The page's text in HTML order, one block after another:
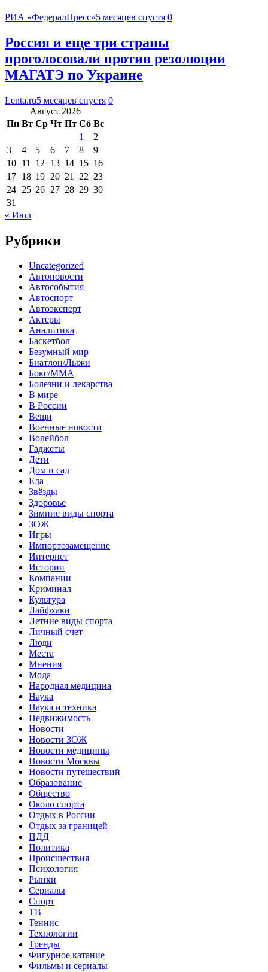
РИА «ФедералПресс»5 месяцев спустя 0
Россия и еще три страны
проголосовали против резолюции
МАГАТЭ по Украине
Lenta.ru5 месяцев спустя 0
Август 2026
Пн Вт Ср Чт Пт Сб Вс
1
2
3
4 5 6 7 8
9
10 11 12 13 14 15 16
17 18 19 20 21 22 23
24 25 26 27 28 29 30
31
« Июл
Рубрики
Uncategorized
Автоновости
Автособытия
Автоспорт
Автоэксперт
Актеры
Аналитика
Баскетбол
Безумный мир
Биатлон/Лыжи
Бокс/MMA
Болезни и лекарства
В мире
В России
Вещи
Военные новости
Волейбол
Гаджеты
Дети
Дом и сад
Еда
Звёзды
Здоровье
Зимние виды спорта
ЗОЖ
Игры
Импортозамещение
Интернет
Истории
Компании
Криминал
Культура
Лайфхаки
Летние виды спорта
Личный счет
Люди
Места
Мнения
Мода
Народная медицина
Наука
Наука и техника
Недвижимость
Новости
Новости ЗОЖ
Новости медицины
Новости Москвы
Новости путешествий
Образование
Общество
Около спорта
Отдых в России
Отдых за границей
ПДД
Политика
Происшествия
Психология
Рынки
Сериалы
Спорт
ТВ
Теннис
Технологии
Тренды
Фигурное катание
Фильмы и сериалы